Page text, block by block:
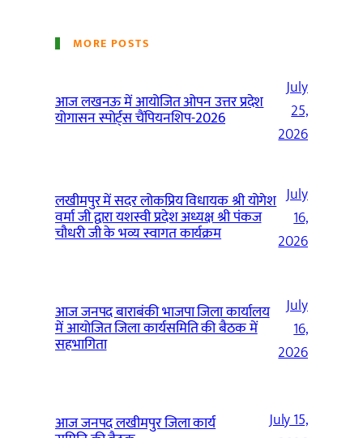
MORE POSTS
आज लखनऊ में आयोजित ओपन उत्तर प्रदेश
योगासन स्पोर्ट्स चैंपियनशिप-2026
July
25,
2026
लखीमपुर में सदर लोकप्रिय विधायक श्री योगेश
वर्मा जी द्वारा यशस्वी प्रदेश अध्यक्ष श्री पंकज
चौधरी जी के भव्य स्वागत कार्यक्रम
July
16,
2026
आज जनपद बाराबंकी भाजपा जिला कार्यालय
में आयोजित जिला कार्यसमिति की बैठक में
सहभागिता
July
16,
2026
आज जनपद लखीमपुर जिला कार्य
July 15,